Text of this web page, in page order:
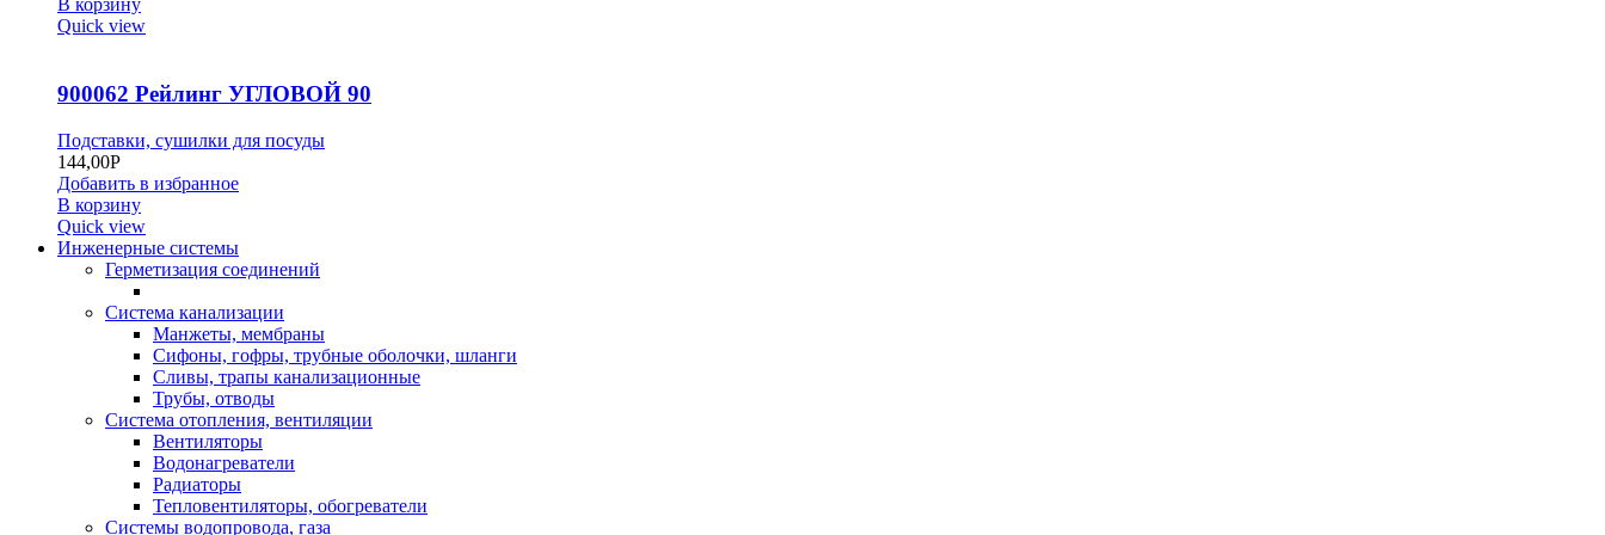
В корзину
Quick view
900062 Рейлинг УГЛОВОЙ 90
Подставки, сушилки для посуды
144,00Р
Добавить в избранное
В корзину
Quick view
Инженерные системы
Герметизация соединений
Система канализации
Манжеты, мембраны
Сифоны, гофры, трубные оболочки, шланги
Сливы, трапы канализационные
Трубы, отводы
Система отопления, вентиляции
Вентиляторы
Водонагреватели
Радиаторы
Тепловентиляторы, обогреватели
Системы водопровода, газа